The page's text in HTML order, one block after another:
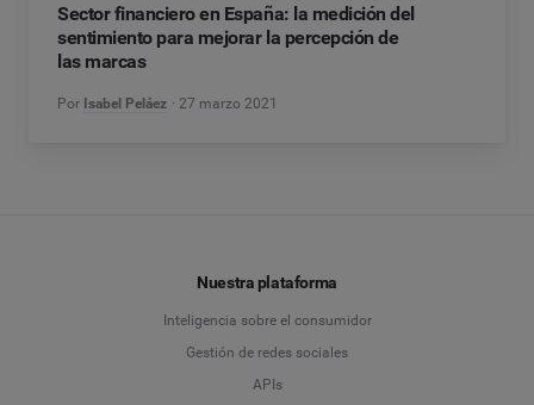
Sector financiero en España: la medición del
sentimiento para mejorar la percepción de
las marcas
Por Isabel Peláez 27 marzo 2021
Nuestra plataforma
Inteligencia sobre el consumidor
Gestión de redes sociales
APIs